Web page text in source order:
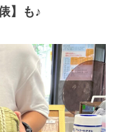
】も♪